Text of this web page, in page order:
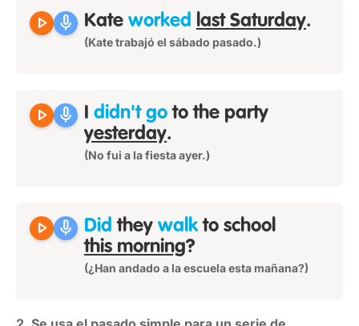
play_arrow mic Kate worked last Saturday.
(Kate trabajó el sábado pasado.)
play_arrow mic I didn't go to the party
yesterday.
(No fui a la fiesta ayer.)
play_arrow mic Did they walk to school
this morning?
(¿Han andado a la escuela esta mañana?)